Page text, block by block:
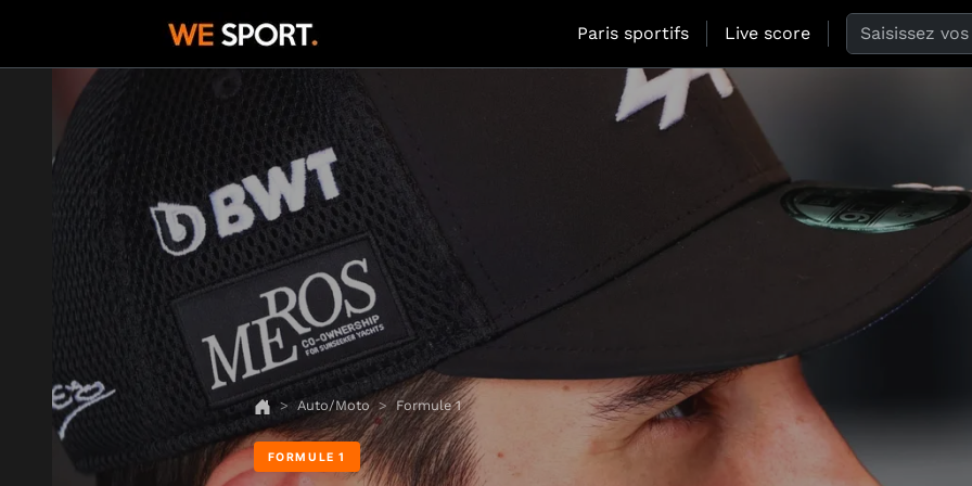
Paris sportifs Live score Search the
Auto/Moto Formule 1
FORMULE 1